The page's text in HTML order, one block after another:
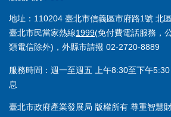
地址：110204 臺北市信義區市府路1號 北
臺北市民當家熱線1999(免付費電話服務，
類電信除外)，外縣市請撥 02-2720-8889
服務時間：週一至週五 上午8:30至下午
息
臺北市政府產業發展局 版權所有 尊重智慧